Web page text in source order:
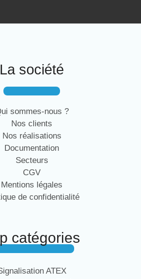
La société
sommes-nous ?
Nos clients
Nos réalisations
Documentation
Secteurs
CGV
Mentions légales
de confidentialité
catégories
ATEX